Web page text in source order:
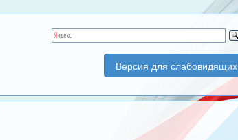
Версия для слабовидящих